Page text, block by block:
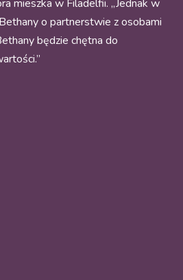
mieszka w Filadelfii. „Jednak w
o partnerstwie z osobami
będzie chętna do